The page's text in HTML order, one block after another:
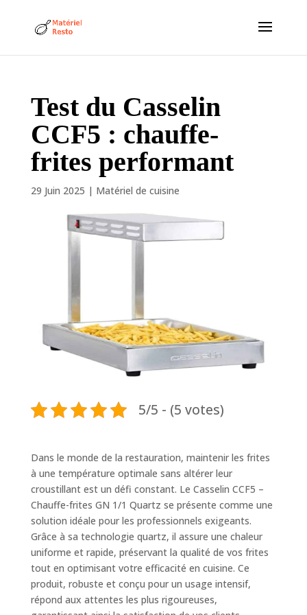
Test du Casselin
CCF5 : chauffe-
frites performant
29 Juin 2025 | Matériel de cuisine
5/5 - (5 votes)
Dans le monde de la restauration, maintenir les frites
à une température optimale sans altérer leur
croustillant est un défi constant. Le Casselin CCF5 –
Chauffe-frites GN 1/1 Quartz se présente comme une
solution idéale pour les professionnels exigeants.
Grâce à sa technologie quartz, il assure une chaleur
uniforme et rapide, préservant la qualité de vos frites
tout en optimisant votre efficacité en cuisine. Ce
produit, robuste et conçu pour un usage intensif,
répond aux attentes les plus rigoureuses,